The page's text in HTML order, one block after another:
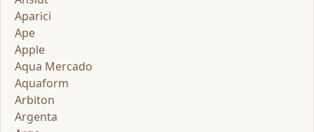
Aparici
Ape
Apple
Aqua Mercado
Aquaform
Arbiton
Argenta